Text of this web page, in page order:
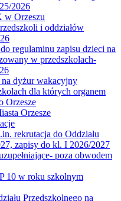
2026
w Orzeszu
i oddziałów
regulaminu zapisu dzieci na
w przedszkolach-
dyżur wakacyjny
dla których organem
Orzesze
Orzesze
rekrutacja do Oddziału
zapisy do kl. I 2026/2027
poza obwodem
10 w roku szkolnym
Przedszkolnego na